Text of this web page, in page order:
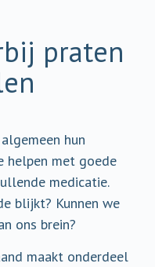
praten
hun
helpen met goede
medicatie.
blijkt? Kunnen we
ons brein?
maakt onderdeel